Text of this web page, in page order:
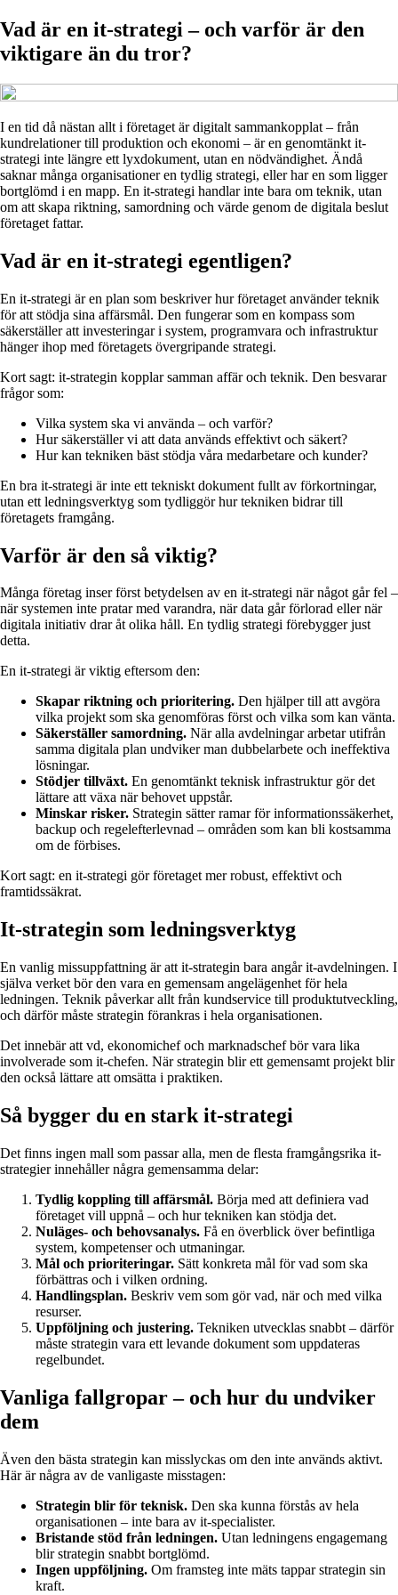
Vad är en it-strategi – och varför är den
viktigare än du tror?
I en tid då nästan allt i företaget är digitalt sammankopplat – från
kundrelationer till produktion och ekonomi – är en genomtänkt it-
strategi inte längre ett lyxdokument, utan en nödvändighet. Ändå
saknar många organisationer en tydlig strategi, eller har en som ligger
bortglömd i en mapp. En it-strategi handlar inte bara om teknik, utan
om att skapa riktning, samordning och värde genom de digitala beslut
företaget fattar.
Vad är en it-strategi egentligen?
En it-strategi är en plan som beskriver hur företaget använder teknik
för att stödja sina affärsmål. Den fungerar som en kompass som
säkerställer att investeringar i system, programvara och infrastruktur
hänger ihop med företagets övergripande strategi.
Kort sagt: it-strategin kopplar samman affär och teknik. Den besvarar
frågor som:
Vilka system ska vi använda – och varför?
Hur säkerställer vi att data används effektivt och säkert?
Hur kan tekniken bäst stödja våra medarbetare och kunder?
En bra it-strategi är inte ett tekniskt dokument fullt av förkortningar,
utan ett ledningsverktyg som tydliggör hur tekniken bidrar till
företagets framgång.
Varför är den så viktig?
Många företag inser först betydelsen av en it-strategi när något går fel –
när systemen inte pratar med varandra, när data går förlorad eller när
digitala initiativ drar åt olika håll. En tydlig strategi förebygger just
detta.
En it-strategi är viktig eftersom den:
Skapar riktning och prioritering. Den hjälper till att avgöra
vilka projekt som ska genomföras först och vilka som kan vänta.
Säkerställer samordning. När alla avdelningar arbetar utifrån
samma digitala plan undviker man dubbelarbete och ineffektiva
lösningar.
Stödjer tillväxt. En genomtänkt teknisk infrastruktur gör det
lättare att växa när behovet uppstår.
Minskar risker. Strategin sätter ramar för informationssäkerhet,
backup och regelefterlevnad – områden som kan bli kostsamma
om de förbises.
Kort sagt: en it-strategi gör företaget mer robust, effektivt och
framtidssäkrat.
It-strategin som ledningsverktyg
En vanlig missuppfattning är att it-strategin bara angår it-avdelningen. I
själva verket bör den vara en gemensam angelägenhet för hela
ledningen. Teknik påverkar allt från kundservice till produktutveckling,
och därför måste strategin förankras i hela organisationen.
Det innebär att vd, ekonomichef och marknadschef bör vara lika
involverade som it-chefen. När strategin blir ett gemensamt projekt blir
den också lättare att omsätta i praktiken.
Så bygger du en stark it-strategi
Det finns ingen mall som passar alla, men de flesta framgångsrika it-
strategier innehåller några gemensamma delar:
Tydlig koppling till affärsmål. Börja med att definiera vad
företaget vill uppnå – och hur tekniken kan stödja det.
Nuläges- och behovsanalys. Få en överblick över befintliga
system, kompetenser och utmaningar.
Mål och prioriteringar. Sätt konkreta mål för vad som ska
förbättras och i vilken ordning.
Handlingsplan. Beskriv vem som gör vad, när och med vilka
resurser.
Uppföljning och justering. Tekniken utvecklas snabbt – därför
måste strategin vara ett levande dokument som uppdateras
regelbundet.
Vanliga fallgropar – och hur du undviker
dem
Även den bästa strategin kan misslyckas om den inte används aktivt.
Här är några av de vanligaste misstagen:
Strategin blir för teknisk. Den ska kunna förstås av hela
organisationen – inte bara av it-specialister.
Bristande stöd från ledningen. Utan ledningens engagemang
blir strategin snabbt bortglömd.
Ingen uppföljning. Om framsteg inte mäts tappar strategin sin
kraft.